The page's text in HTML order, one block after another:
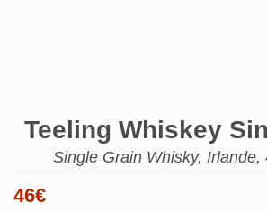
Teeling Whiskey
Single Grain Whisky, Irlande,
46€